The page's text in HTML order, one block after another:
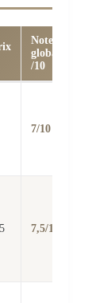
Note
globale
/10
7/10
7,5/10